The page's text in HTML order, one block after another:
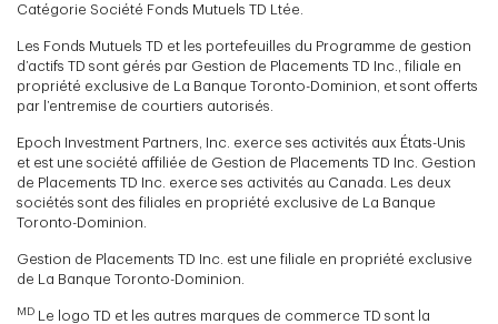
Catégorie Société Fonds Mutuels TD Ltée.
Les Fonds Mutuels TD et les portefeuilles du Programme de gestion
d’actifs TD sont gérés par Gestion de Placements TD Inc., filiale en
propriété exclusive de La Banque Toronto-Dominion, et sont offerts
par l’entremise de courtiers autorisés.
Epoch Investment Partners, Inc. exerce ses activités aux États-Unis
et est une société affiliée de Gestion de Placements TD Inc. Gestion
de Placements TD Inc. exerce ses activités au Canada. Les deux
sociétés sont des filiales en propriété exclusive de La Banque
Toronto-Dominion.
Gestion de Placements TD Inc. est une filiale en propriété exclusive
de La Banque Toronto-Dominion.
MD Le logo TD et les autres marques de commerce TD sont la